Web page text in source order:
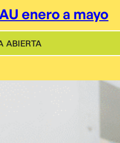
enero a mayo
ABIERTA